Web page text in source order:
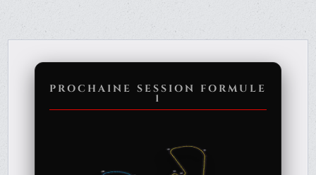
PROCHAINE SESSION FORMULE
1